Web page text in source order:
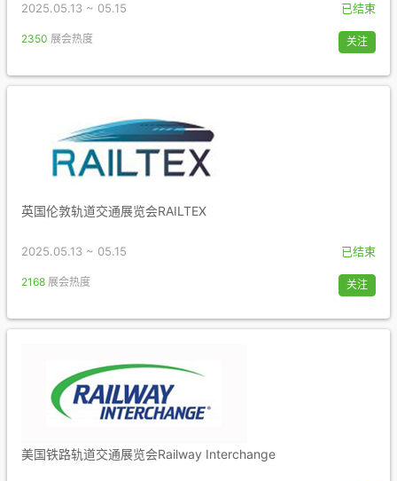
2025.05.13 ~ 05.15 已结束
2350 展会热度 关注
英国伦敦轨道交通展览会RAILTEX
2025.05.13 ~ 05.15 已结束
2168 展会热度 关注
美国铁路轨道交通展览会Railway Interchange